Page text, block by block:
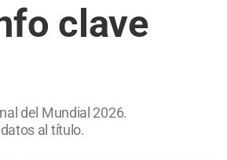
clave
del Mundial 2026.
al título.